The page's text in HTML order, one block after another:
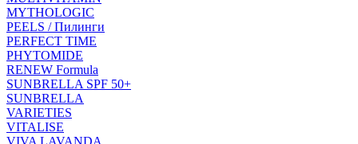
MYTHOLOGIC
PEELS / Пилинги
PERFECT TIME
PHYTOMIDE
RENEW Formula
SUNBRELLA SPF 50+
SUNBRELLA
VARIETIES
VITALISE
VIVA LAVANDA